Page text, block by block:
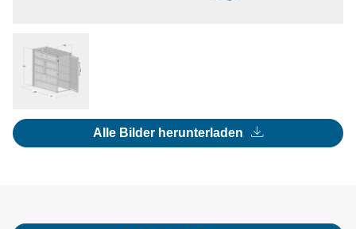
Alle Bilder herunterladen